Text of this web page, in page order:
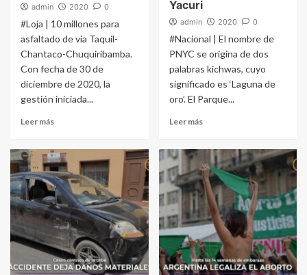
admin 2020 0
#Loja | 10 millones para
asfaltado de vía Taquil-
Chantaco-Chuquiribamba.
Con fecha de 30 de
diciembre de 2020, la
gestión iniciada...
Leer más
Yacuri
admin 2020 0
#Nacional | El nombre de
PNYC se origina de dos
palabras kichwas, cuyo
significado es ‘Laguna de
oro’. El Parque...
Leer más